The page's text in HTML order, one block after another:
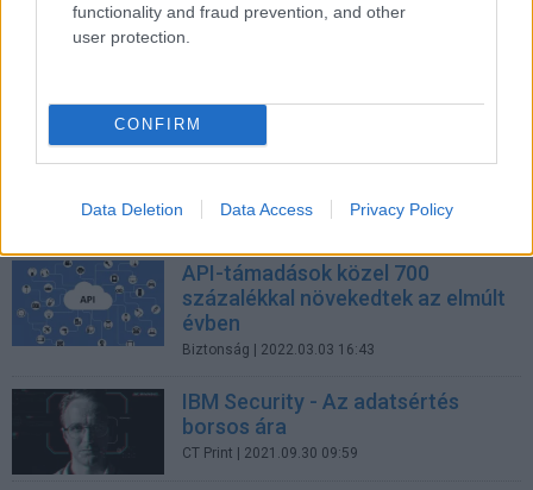
functionality and fraud prevention, and other
user protection.
CONFIRM
Data Deletion Data Access Privacy Policy
CT Print| 2022.06.07 12:12
CT Print
Microsoft Security - Kibervédelem
CT Print| 2022.03.12 17:32
API-támadások közel 700
százalékkal növekedtek az elmúlt
évben
Biztonság | 2022.03.03 16:43
IBM Security - Az adatsértés
borsos ára
CT Print | 2021.09.30 09:59